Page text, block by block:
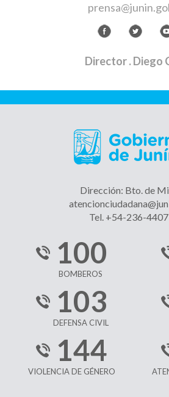
Director. Diego
Dirección: Bto. de
Tel. +54-236-
100
BOMBEROS
103
DEFENSA CIVIL
144
VIOLENCIA DE GÉNERO